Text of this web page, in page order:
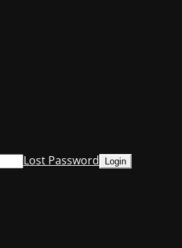
Lost Password